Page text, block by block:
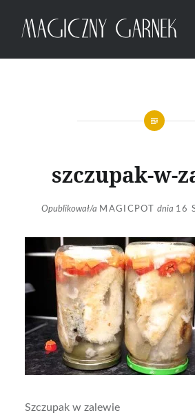
Magiczny Garnek
szczupak-w-
Opublikował/a MAGICPOT dnia 16
Szczupak w zalewie